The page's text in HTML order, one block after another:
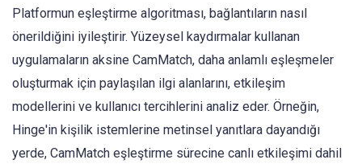
Platformun eşleştirme algoritması, bağlantıların nasıl
önerildiğini iyileştirir. Yüzeysel kaydırmalar kullanan
uygulamaların aksine CamMatch, daha anlamlı eşleşmeler
oluşturmak için paylaşılan ilgi alanlarını, etkileşim
modellerini ve kullanıcı tercihlerini analiz eder. Örneğin,
Hinge'in kişilik istemlerine metinsel yanıtlara dayandığı
yerde, CamMatch eşleştirme sürecine canlı etkileşimi dahil